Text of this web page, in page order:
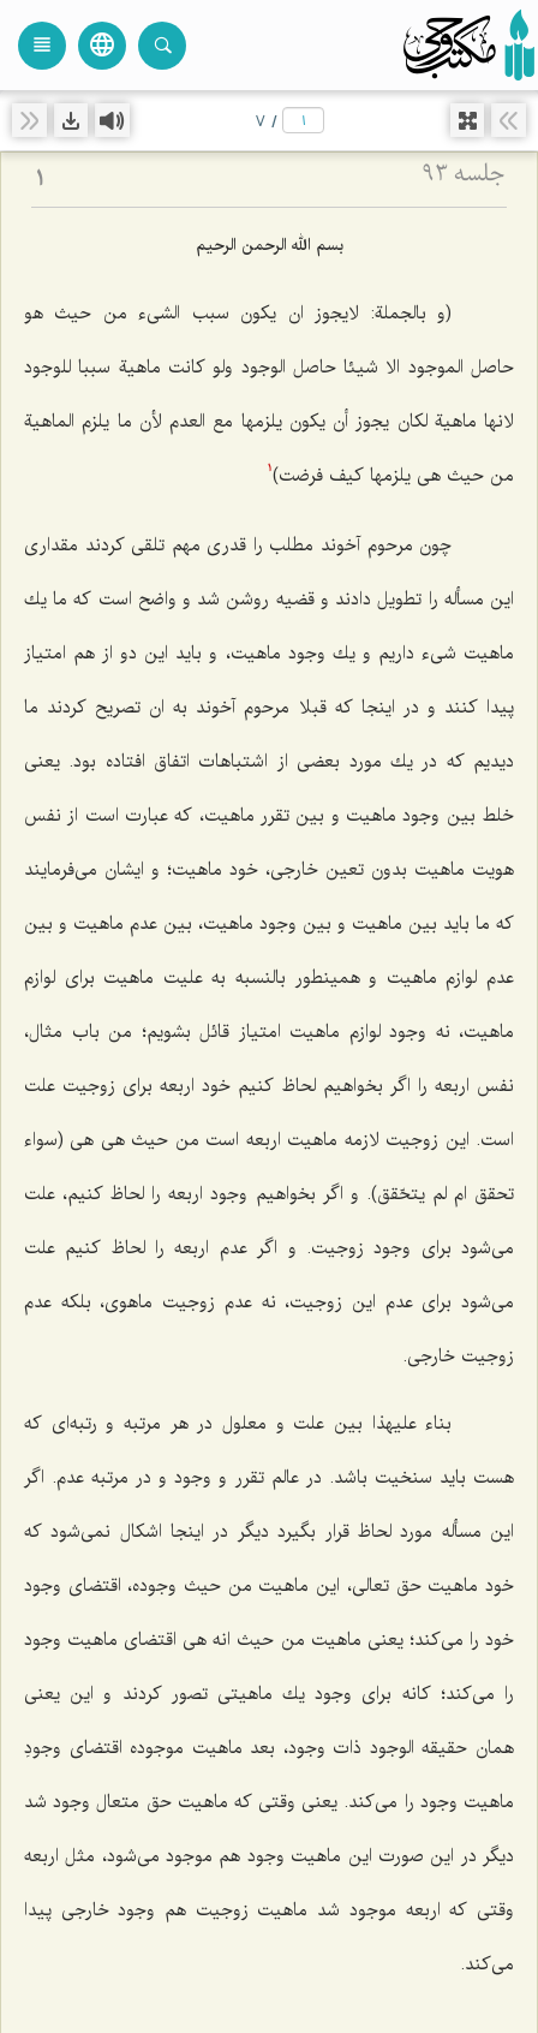
language
view_headline
/
7
جلسه ۹۳ 1
بسم الله الرحمن الرحیم
(و بالجملة: لایجوز ان یکون سبب الشیء من حیث هو
حاصل الموجود الا شیئا حاصل الوجود ولو کانت ماهیة سببا للوجود
لانها ماهیة لکان یجوز أن یکون یلزمها مع العدم لأن ما یلزم الماهیة
من حیث هى یلزمها کیف فرضت)1
چون مرحوم آخوند مطلب را قدرى مهم تلقى كردند مقدارى
این مسأله را تطویل دادند و قضیه روشن شد و واضح است كه ما یك
ماهیت شیء داریم و یك وجود ماهیت، و باید این دو از هم امتیاز
پیدا كنند و در اینجا كه قبلا مرحوم آخوند به ان تصریح كردند ما
دیدیم كه در یك مورد بعضى از اشتباهات اتفاق افتاده بود. یعنى
خلط بین وجود ماهیت و بین تقرر ماهیت، كه عبارت است از نفس
هویت ماهیت بدون تعین خارجى، خود ماهیت؛ و ایشان مى‌فرمایند
كه ما باید بین ماهیت و بین وجود ماهیت، بین عدم ماهیت و بین
عدم لوازم ماهیت و همینطور بالنسبه به علیت ماهیت براى لوازم
ماهیت، نه وجود لوازم ماهیت امتیاز قائل بشویم؛ من باب مثال،
نفس اربعه را اگر بخواهیم لحاظ كنیم خود اربعه براى زوجیت علت
است. این زوجیت لازمه ماهیت اربعه است من حیث هى هى (سواء
تحقق ام لم یتحّقق). و اگر بخواهیم وجود اربعه را لحاظ كنیم، علت
مى‌شود براى وجود زوجیت. و اگر عدم اربعه را لحاظ كنیم علت
مى‌شود براى عدم این زوجیت، نه عدم زوجیت ماهوى، بلكه عدم
زوجیت خارجى.
بناء علیهذا بین علت و معلول در هر مرتبه و رتبه‌اى كه
هست باید سنخیت باشد. در عالم تقرر و وجود و در مرتبه عدم. اگر
این مسأله مورد لحاظ قرار بگیرد دیگر در اینجا اشكال نمى‌شود كه
خود ماهیت حق تعالى، این ماهیت من حیث وجوده، اقتضاى وجود
خود را مى‌كند؛ یعنى ماهیت من حیث انه هى اقتضاى ماهیت وجود
را مى‌كند؛ كانه براى وجود یك ماهیتى تصور كردند و این یعنى
همان حقیقه الوجود ذات وجود، بعد ماهیت موجوده اقتضاى وجودِ
ماهیت وجود را مى‌كند. یعنى وقتى كه ماهیت حق متعال وجود شد
دیگر در این صورت این ماهیت وجود هم موجود مى‌شود، مثل اربعه
وقتى كه اربعه موجود شد ماهیت زوجیت هم وجود خارجى پیدا
مى‌كند.